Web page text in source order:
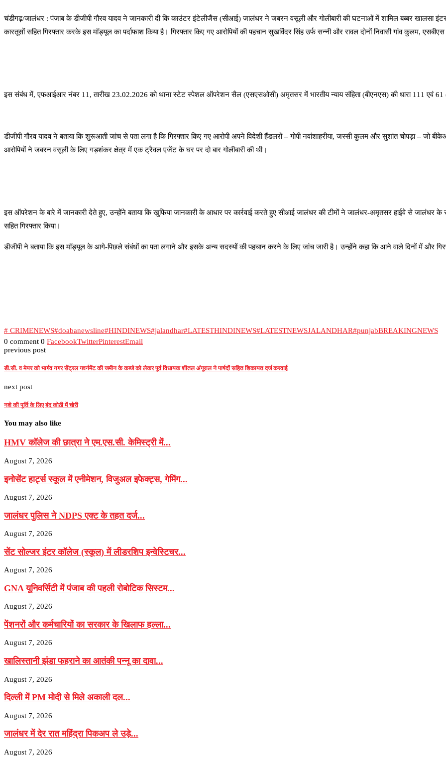
चंडीगढ़/जालंधर : पंजाब के डीजीपी गौरव यादव ने जानकारी दी कि काउंटर इंटेलीजैंस (सीआई) जालंधर ने जबरन वसूली और गोलीबारी की घटनाओं में शामिल बब्बर
कारतूसों सहित गिरफ्तार करके इस मॉड्यूल का पर्दाफाश किया है। गिरफ्तार किए गए आरोपियों की पहचान सुखविंदर सिंह उर्फ सन्नी और रावल दोनों निवासी गांव कुलम,
इस संबंध में, एफआईआर नंबर 11, तारीख 23.02.2026 को थाना स्टेट स्पेशल ऑपरेशन सैल (एसएसओसी) अमृतसर में भारतीय न्याय संहिता (बीएनएस) की धारा 111 एवं 61
डीजीपी गौरव यादव ने बताया कि शुरूआती जांच से पता लगा है कि गिरफ्तार किए गए आरोपी अपने विदेशी हैंडलरों – गोपी नवांशाहरीया, जस्सी कुलम और सुशांत चोपड़ा –
आरोपियों ने जबरन वसूली के लिए गड़शंकर क्षेत्र में एक ट्रैवल एजेंट के घर पर दो बार गोलीबारी की थी।
इस ऑपरेशन के बारे में जानकारी देते हुए, उन्होंने बताया कि खुफिया जानकारी के आधार पर कार्रवाई करते हुए सीआई जालंधर की टीमों ने जालंधर-अमृतसर हाईवे से जालंधर
सहित गिरफ्तार किया।
डीजीपी ने बताया कि इस मॉड्यूल के आगे-पिछले संबंधों का पता लगाने और इसके अन्य सदस्यों की पहचान करने के लिए जांच जारी है। उन्होंने कहा कि आने वाले दिनों में और
# CRIMENEWS#doabanewsline#HINDINEWS#jalandhar#LATESTHINDINEWS#LATESTNEWSJALANDHAR#punjabBREAKINGNEWS
0 comment 0 FacebookTwitterPinterestEmail
previous post
डी.सी. व मेयर को भार्गव नगर सेंट्रल गवर्नमेंट की जमीन के कब्जे को लेकर पूर्व विधायक शीतल अंगूराल ने पार्षदों सहित शिकायत दर्ज करवाई
next post
नशे की पूर्ति के लिए बंद कोठी में चोरी
You may also like
HMV कॉलेज की छात्रा ने एम.एस.सी. केमिस्ट्री में...
August 7, 2026
इनोसेंट हार्ट्स स्कूल में एनीमेशन, विजुअल इफेक्ट्स, गेमिंग...
August 7, 2026
जालंधर पुलिस ने NDPS एक्ट के तहत दर्ज...
August 7, 2026
सेंट सोल्जर इंटर कॉलेज (स्कूल) में लीडरशिप इन्वेस्टिचर...
August 7, 2026
GNA यूनिवर्सिटी में पंजाब की पहली रोबोटिक सिस्टम...
August 7, 2026
पेंशनरों और कर्मचारियों का सरकार के खिलाफ हल्ला...
August 7, 2026
खालिस्तानी झंडा फहराने का आतंकी पन्नू का दावा...
August 7, 2026
दिल्ली में PM मोदी से मिले अकाली दल...
August 7, 2026
जालंधर में देर रात महिंद्रा पिकअप ले उड़े...
August 7, 2026